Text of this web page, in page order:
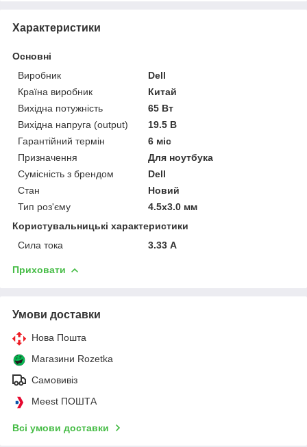
Характеристики
Основні
Виробник
Dell
Країна виробник
Китай
Вихідна потужність
65 Вт
Вихідна напруга (output)
19.5 В
Гарантійний термін
6 міс
Призначення
Для ноутбука
Сумісність з брендом
Dell
Стан
Новий
Тип роз'єму
4.5x3.0 мм
Користувальницькі характеристики
Сила тока
3.33 А
Приховати
Умови доставки
Нова Пошта
Магазини Rozetka
Самовивіз
Meest ПОШТА
Всі умови доставки